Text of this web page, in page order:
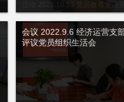
活动 2022.10.13 党员收看党课
会议 2022.9.6 经济运营支
评议党员组织生活会